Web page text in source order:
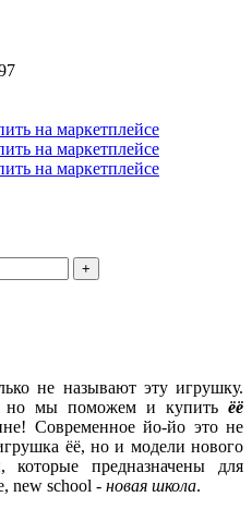
+
не называют эту игрушку.
но мы поможем и купить ёё
Современное йо-йо это не
ёё, но и модели нового
предназначены для
new school - новая школа.